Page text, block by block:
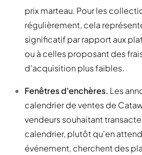
prix marteau. Pour les
régulièrement, cela
significatif par rapport aux
ou à celles proposant des
d'acquisition plus faibles.
Fenêtres d'enchères. Les
calendrier de ventes de
vendeurs souhaitant
calendrier, plutôt qu'en
événement, cherchent des